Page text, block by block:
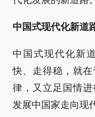
中国式现代化新道
中国式现代化新
快、走得稳，就
律，又立足国情
发展中国家走向现